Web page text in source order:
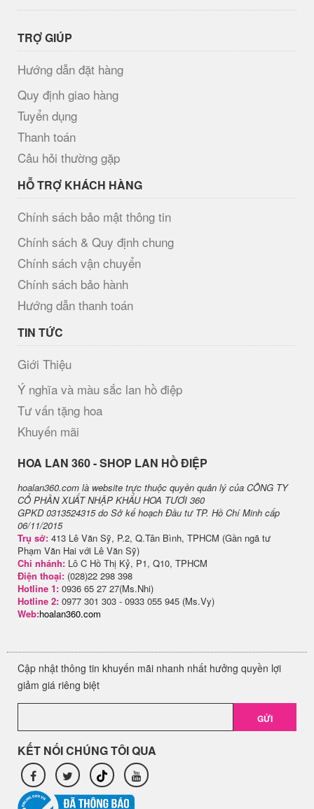
TRỢ GIÚP
Hướng dẫn đặt hàng
Quy định giao hàng
Tuyển dụng
Thanh toán
Câu hỏi thường gặp
HỖ TRỢ KHÁCH HÀNG
Chính sách bảo mật thông tin
Chính sách & Quy định chung
Chính sách vận chuyển
Chính sách bảo hành
Hướng dẫn thanh toán
TIN TỨC
Giới Thiệu
Ý nghĩa và màu sắc lan hồ điệp
Tư vấn tặng hoa
Khuyến mãi
H​OA LAN 360 - SHOP LAN HỒ ĐIỆP
hoalan360.com là website trực thuộc quyền quản lý của CÔNG TY
CỔ PHẦN XUẤT NHẬP KHẨU HOA TƯƠI 360
GPKD 0313524315 do Sở kế hoạch Đầu tư TP. Hồ Chí Minh cấp
06/11/2015
Trụ sở: 413 Lê Văn Sỹ, P.2, Q.Tân Bình, TPHCM (Gần ngã tư
Phạm Văn Hai với Lê Văn Sỹ)
Chi nhánh: Lô C Hồ Thị Kỷ, P1, Q10, TPHCM
Điện thoại: (028)22 298 398
Hotline 1: 0936 65 27 27(Ms.Nhi)
Hotline 2: 0977 301 303 - 0933 055 945 (Ms.Vy)
Web:hoalan360.com
Cập nhật thông tin khuyến mãi nhanh nhất hưởng quyền lợi
giảm giá riêng biệt
GỬI
KẾT NỐI CHÚNG TÔI QUA